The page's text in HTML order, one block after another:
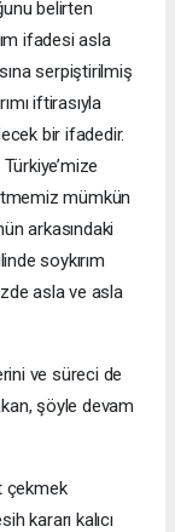
belirten
ifadesi asla
serpiştirilmiş
iftirasıyla
bir ifadedir.
mümkün
arkasındaki
soykırım
asla ve asla
ve süreci de
şöyle devam
çekmek
kararı kalıcı